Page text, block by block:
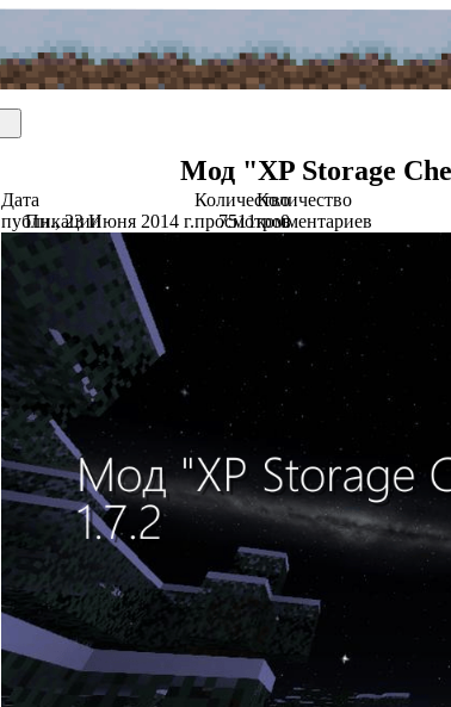
Мод "XP Storage
Дата
публикации
Пн., 23 Июня 2014 г.
Количество
просмотров
7511
Количество
комментариев
0